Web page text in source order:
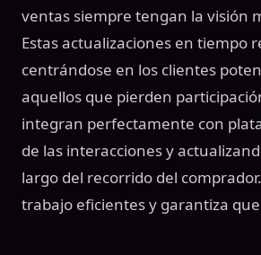
ventas siempre tengan la visión
Estas actualizaciones en tiempo
centrándose en los clientes
aquellos que pierden
integran perfectamente con
de las interacciones y
largo del recorrido del
trabajo eficientes y garantiza